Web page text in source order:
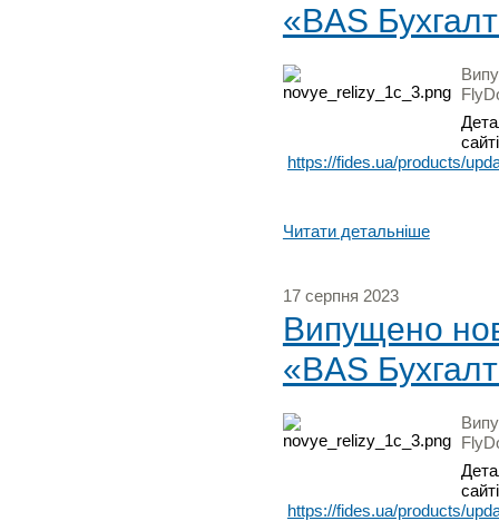
«BAS
https://fides.ua/products/
Читати детальніше
17 серпня 2023
Випущено
«BAS
https://fides.ua/products/